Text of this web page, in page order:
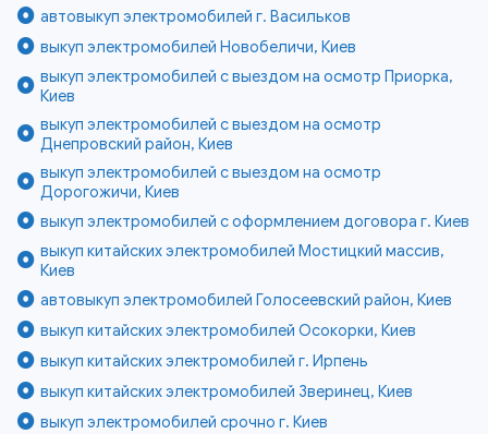
автовыкуп электромобилей г. Васильков
выкуп электромобилей Новобеличи, Киев
выкуп электромобилей с выездом на осмотр Приорка,
Киев
выкуп электромобилей с выездом на осмотр
Днепровский район, Киев
выкуп электромобилей с выездом на осмотр
Дорогожичи, Киев
выкуп электромобилей с оформлением договора г. Киев
выкуп китайских электромобилей Мостицкий массив,
Киев
автовыкуп электромобилей Голосеевский район, Киев
выкуп китайских электромобилей Осокорки, Киев
выкуп китайских электромобилей г. Ирпень
выкуп китайских электромобилей Зверинец, Киев
выкуп электромобилей срочно г. Киев